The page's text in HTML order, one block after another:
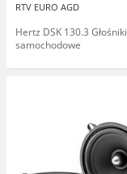
RTV EURO AGD
Hertz DSK 130.3 Głośniki
samochodowe